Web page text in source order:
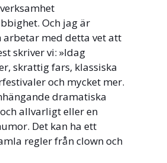
Och jag är
arbetar med detta vet att
skriver vi: »Idag
skrattig fars, klassiska
och mycket mer.
dramatiska
allvarligt eller en
Det kan ha ett
regler från clown och